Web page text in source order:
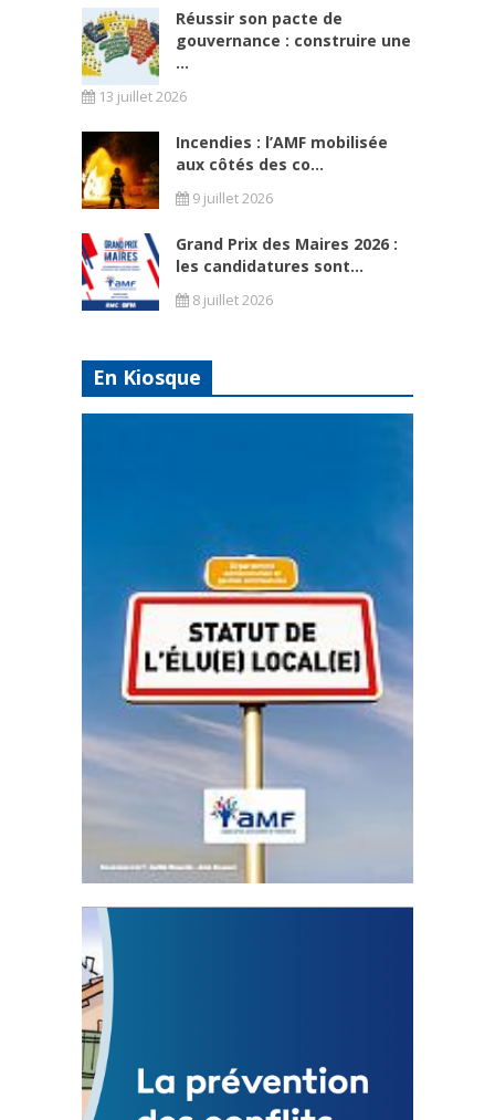
Réussir son pacte de
gouvernance : construire une
...
13 juillet 2026
Incendies : l’AMF mobilisée
aux côtés des co...
9 juillet 2026
Grand Prix des Maires 2026 :
les candidatures sont...
8 juillet 2026
En Kiosque
Statut de l’élu local
3 avril 2024
Mise à jour avril 2024
FEUILLETER